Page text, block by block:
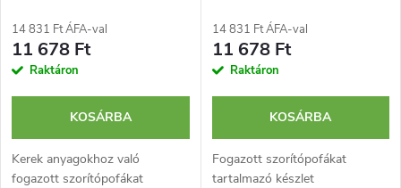
14 831 Ft ÁFA-val
11 678 Ft
Raktáron
KOSÁRBA
Kerek anyagokhoz való
fogazott szorítópofákat
14 831 Ft ÁFA-val
11 678 Ft
Raktáron
KOSÁRBA
Fogazott szorítópofákat
tartalmazó készlet